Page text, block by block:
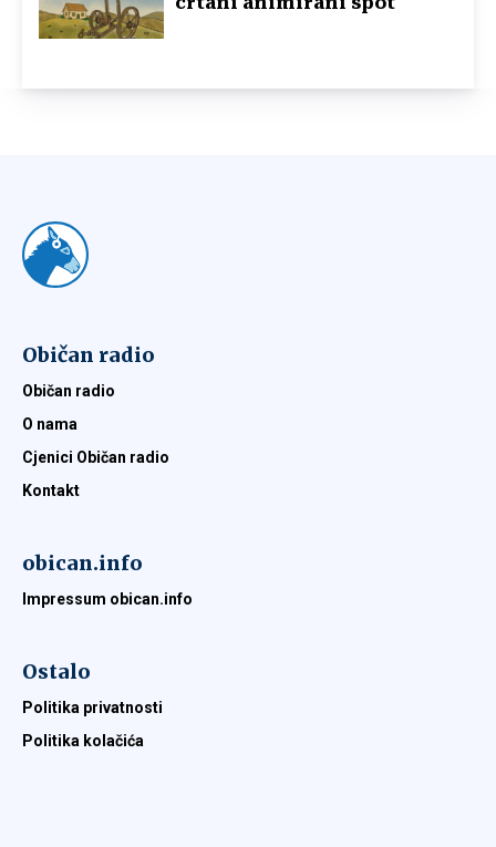
Običan radio
Običan radio
O nama
Cjenici Običan radio
Kontakt
obican.info
Impressum obican.info
Ostalo
Politika privatnosti
Politika kolačića